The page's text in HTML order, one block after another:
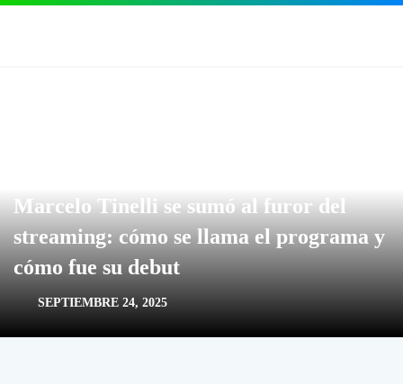
Marcelo Tinelli se sumó al furor del
streaming: cómo se llama el programa y
cómo fue su debut
SEPTIEMBRE 24, 2025